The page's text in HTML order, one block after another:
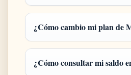
¿Cómo cambio mi plan de
¿Cómo consultar mi saldo